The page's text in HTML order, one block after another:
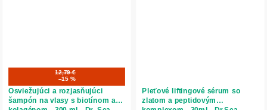
12,79 €
–15 %
Osviežujúci a rozjasňujúci
šampón na vlasy s biotínom a
Pleťové liftingové sérum so
zlatom a peptidovým